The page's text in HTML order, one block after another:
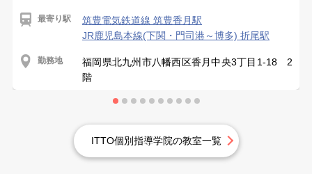
最寄り駅
筑豊電気鉄道線 筑豊香月駅
JR鹿児島本線(下関・門司港～博多) 折尾駅
勤務地
福岡県北九州市八幡西区香月中央3丁目1-18 2
階
ITTO個別指導学院の教室一覧